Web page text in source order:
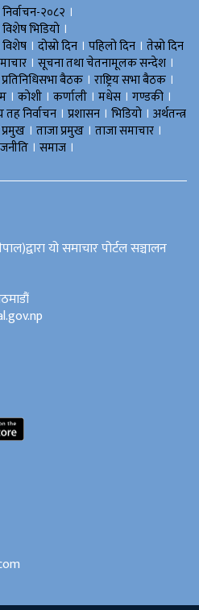
२०८२ ।
भिडियाे ।
। दोस्रो दिन । पहिलो दिन । तेस्रो दिन
। सूचना तथा चेतनामूलक सन्देश ।
प्रतिनिधिसभा बैठक । राष्ट्रिय सभा बैठक ।
। काेशी । कर्णाली । मधेस । गण्डकी ।
तह निर्वाचन । प्रशासन । भिडियो । अर्थतन्त्र
। ताजा प्रमुख । ताजा समाचार ।
। समाज ।
यो समाचार पोर्टल सञ्चालन